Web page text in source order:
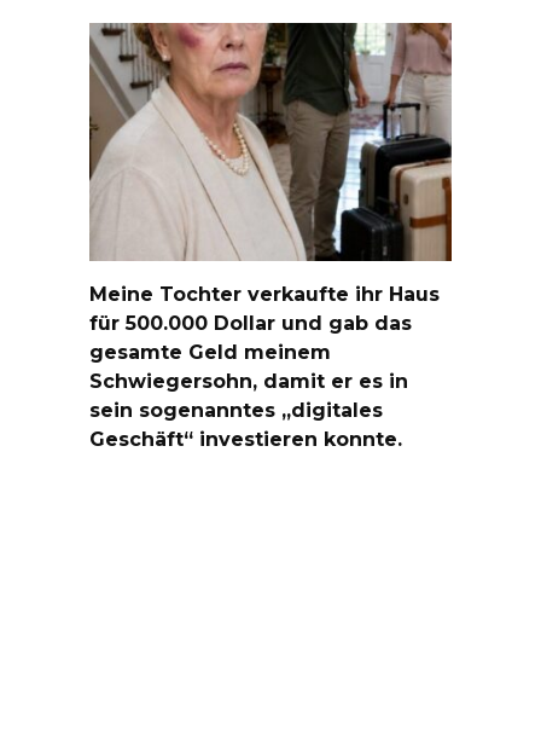
Meine Tochter verkaufte ihr Haus
für 500.000 Dollar und gab das
gesamte Geld meinem
Schwiegersohn, damit er es in
sein sogenanntes „digitales
Geschäft“ investieren konnte.